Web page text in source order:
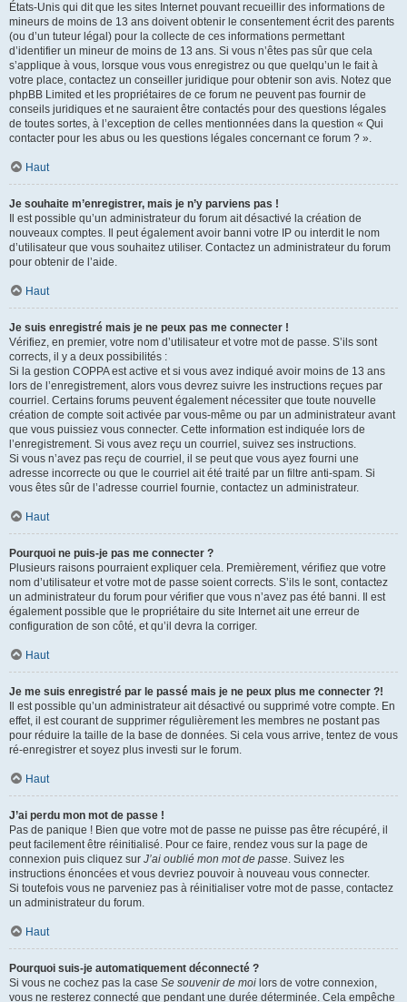
États-Unis qui dit que les sites Internet pouvant recueillir des informations de
mineurs de moins de 13 ans doivent obtenir le consentement écrit des parents
(ou d’un tuteur légal) pour la collecte de ces informations permettant
d’identifier un mineur de moins de 13 ans. Si vous n’êtes pas sûr que cela
s’applique à vous, lorsque vous vous enregistrez ou que quelqu’un le fait à
votre place, contactez un conseiller juridique pour obtenir son avis. Notez que
phpBB Limited et les propriétaires de ce forum ne peuvent pas fournir de
conseils juridiques et ne sauraient être contactés pour des questions légales
de toutes sortes, à l’exception de celles mentionnées dans la question « Qui
contacter pour les abus ou les questions légales concernant ce forum ? ».
Haut
Je souhaite m’enregistrer, mais je n’y parviens pas !
Il est possible qu’un administrateur du forum ait désactivé la création de
nouveaux comptes. Il peut également avoir banni votre IP ou interdit le nom
d’utilisateur que vous souhaitez utiliser. Contactez un administrateur du forum
pour obtenir de l’aide.
Haut
Je suis enregistré mais je ne peux pas me connecter !
Vérifiez, en premier, votre nom d’utilisateur et votre mot de passe. S’ils sont
corrects, il y a deux possibilités :
Si la gestion COPPA est active et si vous avez indiqué avoir moins de 13 ans
lors de l’enregistrement, alors vous devrez suivre les instructions reçues par
courriel. Certains forums peuvent également nécessiter que toute nouvelle
création de compte soit activée par vous-même ou par un administrateur avant
que vous puissiez vous connecter. Cette information est indiquée lors de
l’enregistrement. Si vous avez reçu un courriel, suivez ses instructions.
Si vous n’avez pas reçu de courriel, il se peut que vous ayez fourni une
adresse incorrecte ou que le courriel ait été traité par un filtre anti-spam. Si
vous êtes sûr de l’adresse courriel fournie, contactez un administrateur.
Haut
Pourquoi ne puis-je pas me connecter ?
Plusieurs raisons pourraient expliquer cela. Premièrement, vérifiez que votre
nom d’utilisateur et votre mot de passe soient corrects. S’ils le sont, contactez
un administrateur du forum pour vérifier que vous n’avez pas été banni. Il est
également possible que le propriétaire du site Internet ait une erreur de
configuration de son côté, et qu’il devra la corriger.
Haut
Je me suis enregistré par le passé mais je ne peux plus me connecter ?!
Il est possible qu’un administrateur ait désactivé ou supprimé votre compte. En
effet, il est courant de supprimer régulièrement les membres ne postant pas
pour réduire la taille de la base de données. Si cela vous arrive, tentez de vous
ré-enregistrer et soyez plus investi sur le forum.
Haut
J’ai perdu mon mot de passe !
Pas de panique ! Bien que votre mot de passe ne puisse pas être récupéré, il
peut facilement être réinitialisé. Pour ce faire, rendez vous sur la page de
connexion puis cliquez sur J’ai oublié mon mot de passe. Suivez les
instructions énoncées et vous devriez pouvoir à nouveau vous connecter.
Si toutefois vous ne parveniez pas à réinitialiser votre mot de passe, contactez
un administrateur du forum.
Haut
Pourquoi suis-je automatiquement déconnecté ?
Si vous ne cochez pas la case Se souvenir de moi lors de votre connexion,
vous ne resterez connecté que pendant une durée déterminée. Cela empêche